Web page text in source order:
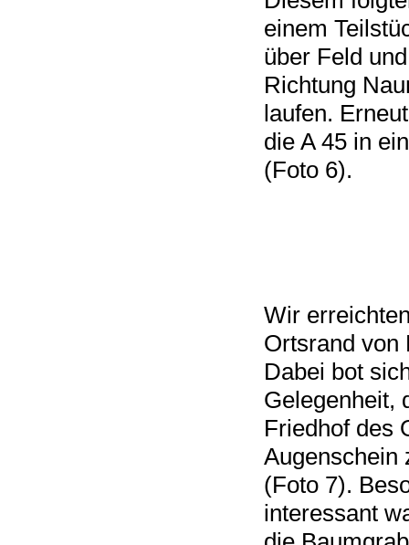
einem
über Feld
Richtung
laufen.
die A 45 in
(Foto 6).
Wir
Ortsrand von
Dabei bot
Gelegenheit,
Friedhof des
Augenschein
(Foto 7).
interessant